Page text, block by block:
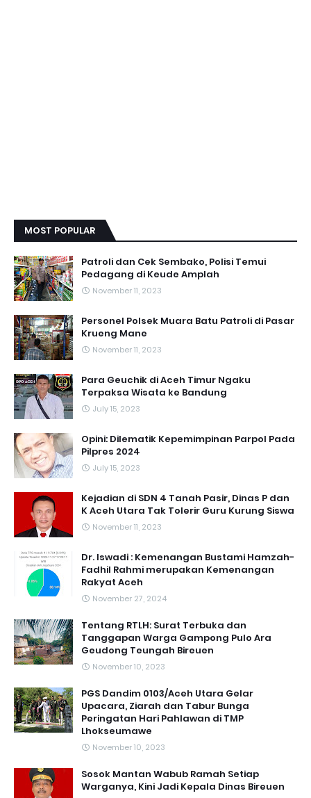
MOST POPULAR
Patroli dan Cek Sembako, Polisi Temui
Pedagang di Keude Amplah
November 11, 2023
Personel Polsek Muara Batu Patroli di Pasar
Krueng Mane
November 11, 2023
Para Geuchik di Aceh Timur Ngaku
Terpaksa Wisata ke Bandung
July 15, 2023
Opini: Dilematik Kepemimpinan Parpol Pada
Pilpres 2024
July 15, 2023
Kejadian di SDN 4 Tanah Pasir, Dinas P dan
K Aceh Utara Tak Tolerir Guru Kurung Siswa
November 11, 2023
Dr. Iswadi : Kemenangan Bustami Hamzah-
Fadhil Rahmi merupakan Kemenangan
Rakyat Aceh
November 27, 2024
Tentang RTLH: Surat Terbuka dan
Tanggapan Warga Gampong Pulo Ara
Geudong Teungah Bireuen
November 10, 2023
PGS Dandim 0103/Aceh Utara Gelar
Upacara, Ziarah dan Tabur Bunga
Peringatan Hari Pahlawan di TMP
Lhokseumawe
November 10, 2023
Sosok Mantan Wabub Ramah Setiap
Warganya, Kini Jadi Kepala Dinas Bireuen